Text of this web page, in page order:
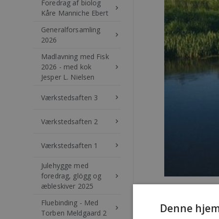
Foredrag af biolog
Kåre Manniche Ebert
keyboard_arrow_right
Generalforsamling
2026
keyboard_arrow_right
Madlavning med Fisk
2026 - med kok
Jesper L. Nielsen
keyboard_arrow_right
Værkstedsaften 3 keyboard_arrow_right
Værkstedsaften 2 keyboard_arrow_right
Værkstedsaften 1 keyboard_arrow_right
Julehygge med
foredrag, glögg og
æbleskiver 2025
keyboard_arrow_right
Fluebinding - Med
Torben Meldgaard 2
keyboard_arrow_right Denne